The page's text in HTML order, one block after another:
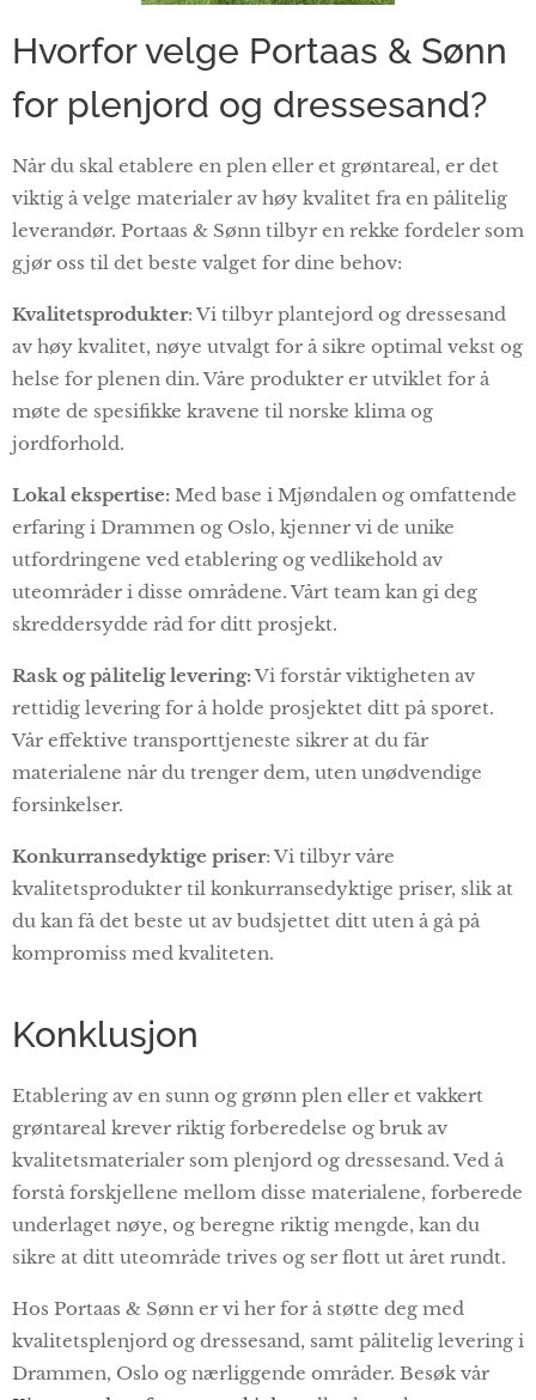
Hvorfor velge Portaas & Sønn
for plenjord og dressesand?
Når du skal etablere en plen eller et grøntareal, er det
viktig å velge materialer av høy kvalitet fra en pålitelig
leverandør. Portaas & Sønn tilbyr en rekke fordeler som
gjør oss til det beste valget for dine behov:
Kvalitetsprodukter: Vi tilbyr plantejord og dressesand
av høy kvalitet, nøye utvalgt for å sikre optimal vekst og
helse for plenen din. Våre produkter er utviklet for å
møte de spesifikke kravene til norske klima og
jordforhold.
Lokal ekspertise: Med base i Mjøndalen og omfattende
erfaring i Drammen og Oslo, kjenner vi de unike
utfordringene ved etablering og vedlikehold av
uteområder i disse områdene. Vårt team kan gi deg
skreddersydde råd for ditt prosjekt.
Rask og pålitelig levering:Vi forstår viktigheten av
rettidig levering for å holde prosjektet ditt på sporet.
Vår effektive transporttjeneste sikrer at du får
materialene når du trenger dem, uten unødvendige
forsinkelser.
Konkurransedyktige priser: Vi tilbyr våre
kvalitetsprodukter til konkurransedyktige priser, slik at
du kan få det beste ut av budsjettet ditt uten å gå på
kompromiss med kvaliteten.
Konklusjon
Etablering av en sunn og grønn plen eller et vakkert
grøntareal krever riktig forberedelse og bruk av
kvalitetsmaterialer som plenjord og dressesand. Ved å
forstå forskjellene mellom disse materialene, forberede
underlaget nøye, og beregne riktig mengde, kan du
sikre at ditt uteområde trives og ser flott ut året rundt.
Hos Portaas & Sønn er vi her for å støtte deg med
kvalitetsplenjord og dressesand, samt pålitelig levering i
Drammen, Oslo og nærliggende områder. Besøk vår